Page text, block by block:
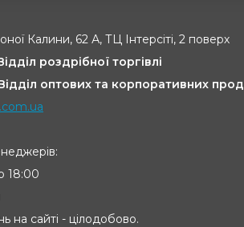
Калини, 62 А, ТЦ Інтерсіті, 2 поверх
роздрібної торгівлі
оптових та корпоративних
18:00
на сайті - цілодобово.